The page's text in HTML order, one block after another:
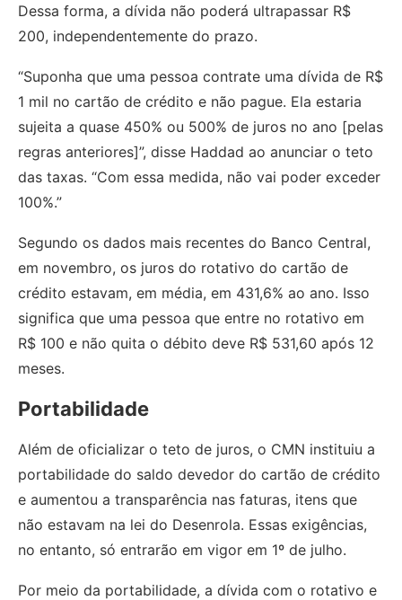
Dessa forma, a dívida não poderá ultrapassar R$
200, independentemente do prazo.
“Suponha que uma pessoa contrate uma dívida de R$
1 mil no cartão de crédito e não pague. Ela estaria
sujeita a quase 450% ou 500% de juros no ano [pelas
regras anteriores]”, disse Haddad ao anunciar o teto
das taxas. “Com essa medida, não vai poder exceder
100%.”
Segundo os dados mais recentes do Banco Central,
em novembro, os juros do rotativo do cartão de
crédito estavam, em média, em 431,6% ao ano. Isso
significa que uma pessoa que entre no rotativo em
R$ 100 e não quita o débito deve R$ 531,60 após 12
meses.
Portabilidade
Além de oficializar o teto de juros, o CMN instituiu a
portabilidade do saldo devedor do cartão de crédito
e aumentou a transparência nas faturas, itens que
não estavam na lei do Desenrola. Essas exigências,
no entanto, só entrarão em vigor em 1º de julho.
Por meio da portabilidade, a dívida com o rotativo e